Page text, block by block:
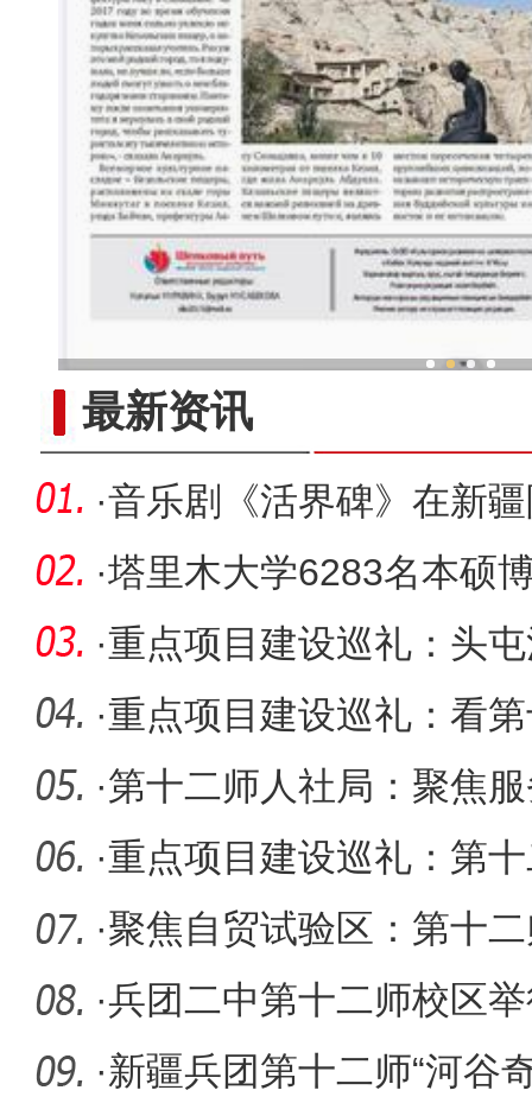
最新资讯
·音乐剧《活界碑》在新
·塔里木大学6283名本硕
·重点项目建设巡礼：头
续刷新“
·重点项目建设巡礼：看
如虹
·第十二师人社局：聚焦
平
·重点项目建设巡礼：第
施工“黄
·聚焦自贸试验区：第十
装备制造
·兵团二中第十二师校区
·新疆兵团第十二师“河谷